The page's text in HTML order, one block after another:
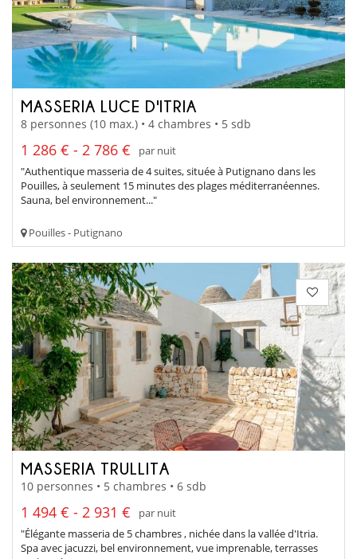
MASSERIA LUCE D'ITRIA
8 personnes (10 max.) • 4 chambres • 5 sdb
1 286 € - 2 786 €
par nuit
"Authentique masseria de 4 suites, située à Putignano dans les
Pouilles, à seulement 15 minutes des plages méditerranéennes.
Sauna, bel environnement..."
Pouilles - Putignano
MASSERIA TRULLITA
10 personnes • 5 chambres • 6 sdb
1 494 € - 2 931 €
par nuit
"Élégante masseria de 5 chambres , nichée dans la vallée d'Itria.
Spa avec jacuzzi, bel environnement, vue imprenable, terrasses